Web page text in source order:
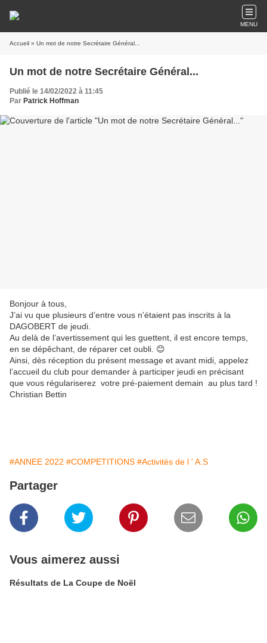
MENU
Accueil » Un mot de notre Secrétaire Général...
Un mot de notre Secrétaire Général...
Publié le 14/02/2022 à 11:45
Par Patrick Hoffman
Bonjour à tous,
J’ai vu que plusieurs d’entre vous n’étaient pas inscrits à la
DAGOBERT de jeudi.
Au delà de l’avertissement qui les guettent, il est encore temps,
en se dépêchant, de réparer cet oubli. 😊
Ainsi, dès réception du présent message et avant midi, appelez
l’accueil du club pour demander à participer jeudi en précisant
que vous régulariserez votre pré-paiement demain au plus tard !
Christian Bettin
#ANNEE 2022 #COMPETITIONS #Activités de l ' A.S
Partager
Vous aimerez aussi
Résultats de La Coupe de Noël